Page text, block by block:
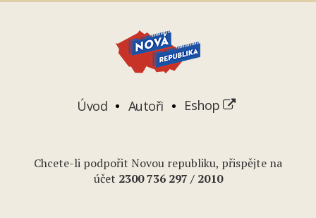
Úvod Autoři Eshop
Chcete-li podpořit Novou republiku, přispějte na
účet 2300 736 297 / 2010